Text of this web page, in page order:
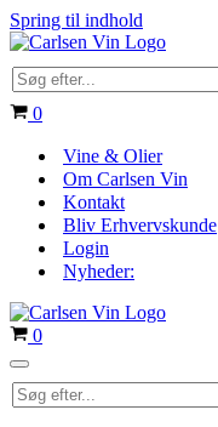
Spring til indhold
Søg
efter...
Indkøbskurv
0
Vine & Olier
Om Carlsen Vin
Kontakt
Bliv Erhvervskunde
Login
Nyheder:
Indkøbskurv
0
Navigation
menu
Søg
efter...